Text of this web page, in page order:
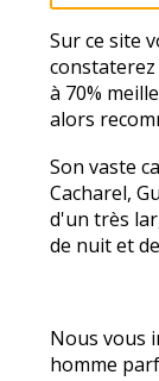
Sur ce site
constaterez
à 70%
alors
Son vaste
Cacharel,
d'un très
de nuit et
Nous vous
homme